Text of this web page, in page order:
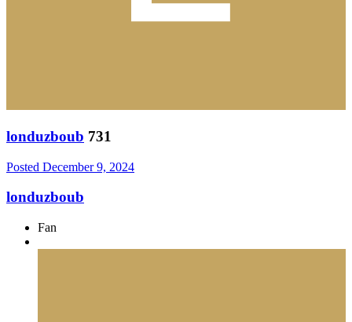
londuzboub 731
Posted December 9, 2024
londuzboub
Fan